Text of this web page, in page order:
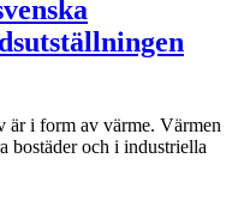
är i form av värme. Värmen
bostäder och i industriella